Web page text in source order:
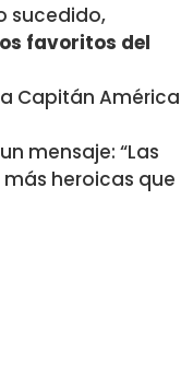
sucedido,
favoritos del
Capitán América
mensaje: “Las
heroicas que